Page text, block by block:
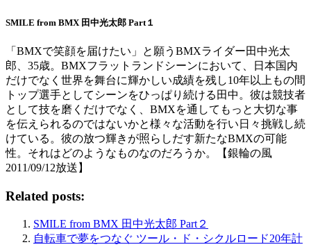
SMILE from BMX 田中光太郎 Part１
「BMXで笑顔を届けたい」と願うBMXライダー田中光太
郎、35歳。BMXフラットランドシーンにおいて、日本国内
だけでなく世界を舞台に輝かしい成績を残し10年以上もの間
トップ選手としてシーンをひっぱり続ける田中。彼は競技者
として技を磨くだけでなく、BMXを通してもっと大切な事
を伝えられるのではないかと様々な活動を行い日々挑戦し続
けている。彼の放つ輝きが照らしだす新たなBMXの可能
性。それはどのようなものなのだろうか。【銀輪の風
2011/09/12放送】
Related posts:
SMILE from BMX 田中光太郎 Part２
自転車で夢をつなぐ ツール・ド・シクルロード20年計